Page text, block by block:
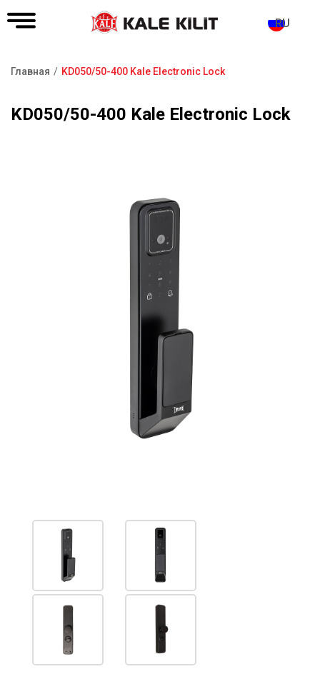
RU
навигации
Главная KD050/50-400 Kale Electronic Lock
KD050/50-400 Kale Electronic Lock